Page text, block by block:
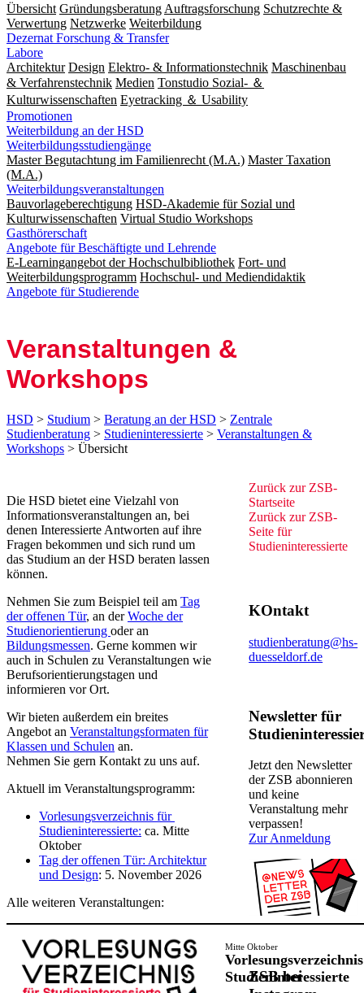
Übersicht Gründungsberatung Auftragsforschung Schutzrechte &
Verwertung Netzwerke Weiterbildung
Dezernat Forschung & Transfer
Labore
Architektur Design Elektro- & Informationstechnik Maschinenbau
& Verfahrenstechnik Medien Tonstudio Sozial- ＆
Kulturwissenschaften Eyetracking ＆ Usability
Promotionen
Weiterbildung an der HSD
Weiterbildungsstudiengänge
Master Begutachtung im Familienrecht (M.A.) Master Taxation
(M.A.)
Weiterbildungsveranstaltungen
Bauvorlageberechtigung HSD-Akademie für Sozial und
Kulturwissenschaften Virtual Studio Workshops
Gasthörerschaft
Angebote für Beschäftigte und Lehrende
E-Learningangebot der Hochschulbibliothek Fort- und
Weiterbildungsprogramm Hochschul- und Mediendidaktik
Angebote für Studierende
Veran­stal­tun­gen &
Work­shops
HSD > Studium > Beratung an der HSD > Zentrale
Studienberatung > Studieninteressierte > Veranstaltungen &
Workshops > Übersicht
​​​​​​​​​​​​​​​​​​​​​​​​​​​​​​​​​​​​​​​​​​​​​​​​​​​​​​​​​​​​​​​​​​​​​​​​​​​​​​​​​​​​​​​​​​​​​​​​​​​​​​​​​​​​​​​​​​​​​​​​​​​​​​​​​​​​​​​​​​​​​​​​​​​​​​​​​Die HSD bietet eine Vielzahl von
Informationsveranstaltungen an, bei
denen Interessierte Antworten auf ihre
Fragen bekommen und sich rund um
das Studium an der HS​D beraten lassen
können. ​
Nehmen Sie zum Beispiel teil am Tag
der offene​n Tür​, an derWoche de​​r
Studienorientierung oder an
Bildungsmessen. Gerne kommen wir
auch in Schulen zu Veranstaltung​​en wie
Berufsorientierungstagen un​d
informieren vor Ort.
Wir bieten außerdem ein breites
Angebot an Veranstaltungsformaten für
Klassen und Schulen​ ​ an.
Nehmen Sie gern Kontakt zu uns auf.
Aktuell im Veranstaltungsprogramm:
Vorlesungsverzeichnis für ​
Studieninteressierte​: ​​ ca. Mitte
Oktober​
​Tag der offenen Tür: Architektur
und Design: 5. November 2026
​Alle weiteren Veranstaltungen:​
Mitte Oktober​
Studieninteressierte
Zurück zur Z​SB-
Startseite
Zurück zur ZSB-
Seite für
Studieninteressierte
KOntakt
studienberatung@hs-
duesseldorf.de
Newsletter für
Jetzt den News​letter
der ZSB abonnieren
und keine
Veranstaltung​ mehr
verpassen!​​
Zur Anmeldung
ZSB bei